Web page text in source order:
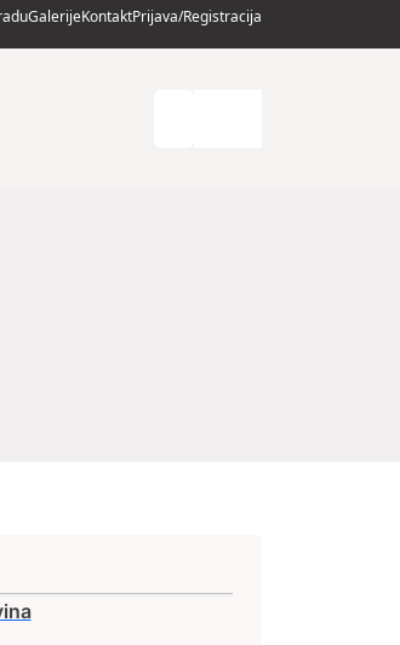
GalerijeKontaktPrijava/Registracija